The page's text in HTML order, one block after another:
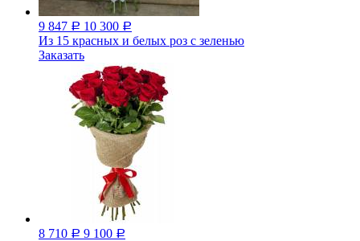
9 847 Р 10 300 Р
Из 15 красных и белых роз с зеленью
Заказать
8 710 Р 9 100 Р